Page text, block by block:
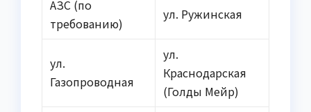
АЗС (по
требованию)
ул. Ружинская
ул.
Газопроводная
ул.
Краснодарская
(Голды Мейр)